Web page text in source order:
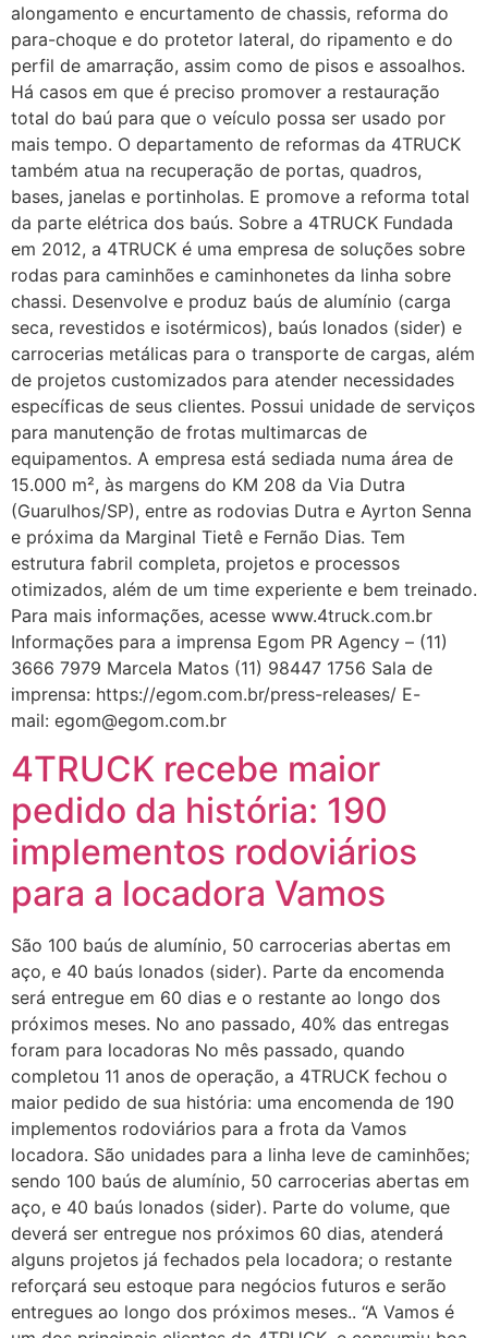
alongamento e encurtamento de chassis, reforma do
para-choque e do protetor lateral, do ripamento e do
perfil de amarração, assim como de pisos e assoalhos.
Há casos em que é preciso promover a restauração
total do baú para que o veículo possa ser usado por
mais tempo. O departamento de reformas da 4TRUCK
também atua na recuperação de portas, quadros,
bases, janelas e portinholas. E promove a reforma total
da parte elétrica dos baús. Sobre a 4TRUCK Fundada
em 2012, a 4TRUCK é uma empresa de soluções sobre
rodas para caminhões e caminhonetes da linha sobre
chassi. Desenvolve e produz baús de alumínio (carga
seca, revestidos e isotérmicos), baús lonados (sider) e
carrocerias metálicas para o transporte de cargas, além
de projetos customizados para atender necessidades
específicas de seus clientes. Possui unidade de serviços
para manutenção de frotas multimarcas de
equipamentos. A empresa está sediada numa área de
15.000 m², às margens do KM 208 da Via Dutra
(Guarulhos/SP), entre as rodovias Dutra e Ayrton Senna
e próxima da Marginal Tietê e Fernão Dias. Tem
estrutura fabril completa, projetos e processos
otimizados, além de um time experiente e bem treinado.
Para mais informações, acesse www.4truck.com.br
Informações para a imprensa Egom PR Agency – (11)
3666 7979 Marcela Matos (11) 98447 1756 Sala de
imprensa: https://egom.com.br/press-releases/ E-
mail: egom@egom.com.br
4TRUCK recebe maior
pedido da história: 190
implementos rodoviários
para a locadora Vamos
São 100 baús de alumínio, 50 carrocerias abertas em
aço, e 40 baús lonados (sider). Parte da encomenda
será entregue em 60 dias e o restante ao longo dos
próximos meses. No ano passado, 40% das entregas
foram para locadoras No mês passado, quando
completou 11 anos de operação, a 4TRUCK fechou o
maior pedido de sua história: uma encomenda de 190
implementos rodoviários para a frota da Vamos
locadora. São unidades para a linha leve de caminhões;
sendo 100 baús de alumínio, 50 carrocerias abertas em
aço, e 40 baús lonados (sider). Parte do volume, que
deverá ser entregue nos próximos 60 dias, atenderá
alguns projetos já fechados pela locadora; o restante
reforçará seu estoque para negócios futuros e serão
entregues ao longo dos próximos meses.. “A Vamos é